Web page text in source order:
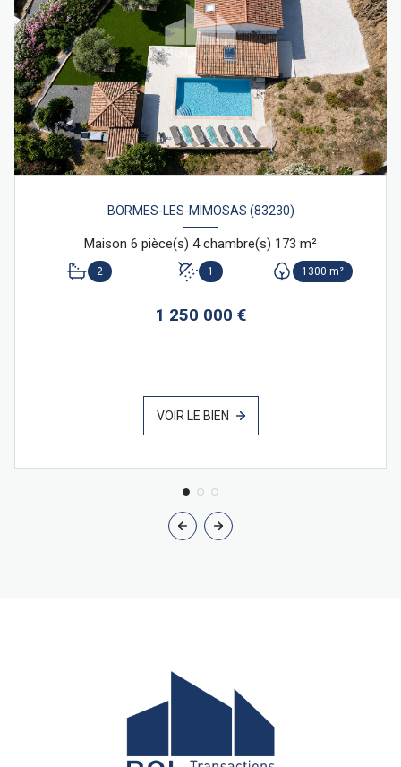
BORMES-LES-MIMOSAS (83230)
Maison 6 pièce(s) 4 chambre(s) 173 m²
2 1 1300 m²
1 250 000 €
VOIR LE BIEN